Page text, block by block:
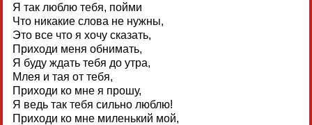
Я так люблю тебя, пойми
Что никакие слова не нужны,
Это все что я хочу сказать,
Приходи меня обнимать,
Я буду ждать тебя до утра,
Млея и тая от тебя,
Приходи ко мне я прошу,
Я ведь так тебя сильно люблю!
Приходи ко мне миленький мой,